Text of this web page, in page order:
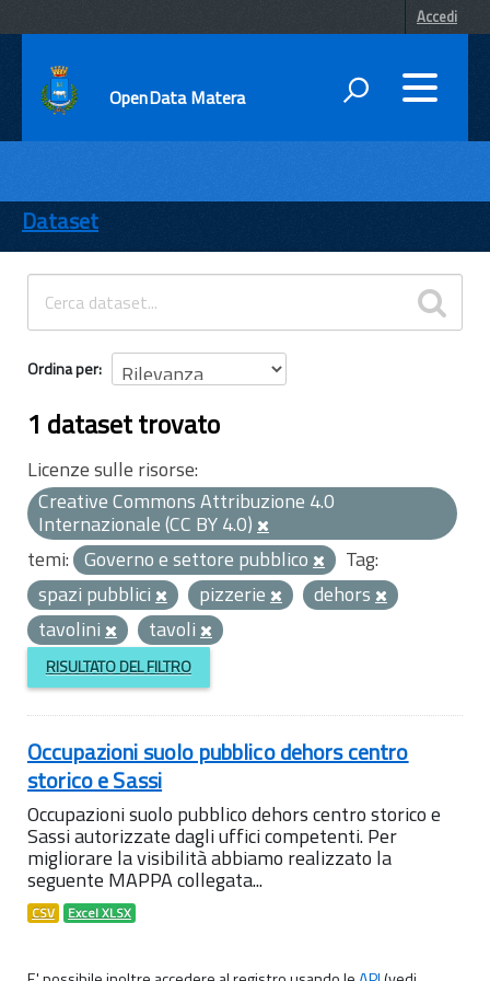
Accedi
OpenData Matera
ENTI
TEMI
INFORMAZIONI
Dataset
Ordina per
1 dataset trovato
Licenze sulle risorse:
Creative Commons Attribuzione 4.0
Internazionale (CC BY 4.0)
temi: Governo e settore pubblico
Tag:
spazi pubblici
pizzerie
dehors
tavolini
tavoli
RISULTATO DEL FILTRO
Occupazioni suolo pubblico dehors centro
storico e Sassi
Occupazioni suolo pubblico dehors centro storico e
Sassi autorizzate dagli uffici competenti. Per
migliorare la visibilità abbiamo realizzato la
seguente MAPPA collegata...
CSV Excel XLSX